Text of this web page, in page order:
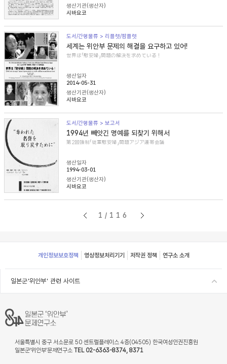
생산기관(생산자)
시바요코
도서/간행물류 > 리플렛/팜플렛
세계는 위안부 문제의 해결을 요구하고 있어!
世界は「慰安婦」問題の解決を求めている！
생산일자
2014-05-31
생산기관(생산자)
시바요코
도서/간행물류 > 보고서
1994년 빼앗긴 명예를 되찾기 위해서
第2回強制「従軍慰安婦」問題アジア連帯会議
생산일자
1994-03-01
생산기관(생산자)
시바요코
1/116
Footer
개인정보보호정책 영상정보처리기기 저작권 정책 연구소 소개
일본군'위안부' 관련 사이트
서울특별시 중구 서소문로 50 센트럴플레이스 4층(04505) 한국여성인권진흥원
일본군‘위안부’문제연구소 TEL 02-6363-8374, 8371